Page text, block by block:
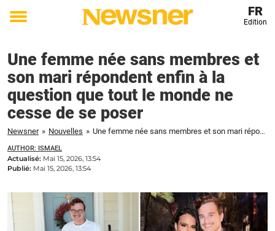
Toggle
FR
Edition
Une femme née sans membres et
son mari répondent enfin à la
question que tout le monde ne
cesse de se poser
Newsner » Nouvelles » Une femme née sans membres et son mari répondent enfin à la question que tout le monde ne cesse de se poser
AUTHOR: ISMAEL
Actualisé: Mai 15, 2026, 13:54
Publié: Mai 15, 2026, 13:54